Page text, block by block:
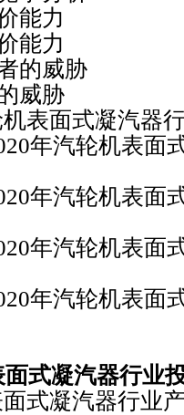
力
力
威胁
胁
面式凝汽器
汽轮机表面式
汽轮机表面式
汽轮机表面式
汽轮机表面式
式凝汽器行业
凝汽器行业